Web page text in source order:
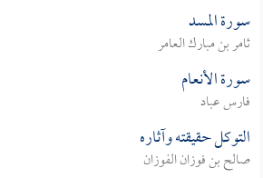
سورة المسد
ثامر بن مبارك العامر
سورة الأنعام
فارس عباد
التوكل حقيقته وآثاره
صالح بن فوزان الفوزان